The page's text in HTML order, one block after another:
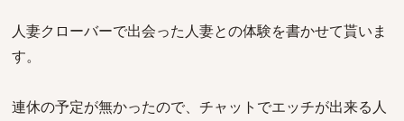
人妻クローバーで出会った人妻との体験を書かせて貰いま
す。
連休の予定が無かったので、チャットでエッチが出来る人